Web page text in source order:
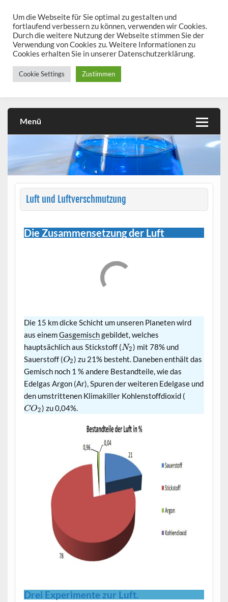
contentchemieseiten.de
Chemie kann man üben!
Menü
Luft und Luftverschmutzung
Die Zusammensetzung der Luft
Die 15 km dicke Schicht um unseren Planeten wird
aus einemGasgemischgebildet, welches
hauptsächlich aus Stickstoff (N2) mit 78% und
Sauerstoff (O2) zu 21% besteht. Daneben enthält das
Gemisch noch 1 % andere Bestandteile, wie das
Edelgas Argon (Ar), Spuren der weiteren Edelgase und
den umstrittenen Klimakiller Kohlenstoffdioxid (
CO2) zu 0,04%.
Drei Experimente zur Luft.
Um die Webseite für Sie optimal zu gestalten und
fortlaufend verbessern zu können, verwenden wir Cookies.
Durch die weitere Nutzung der Webseite stimmen Sie der
Verwendung von Cookies zu. Weitere Informationen zu
Cookies erhalten Sie in unserer Datenschutzerklärung.
Cookie Settings Zustimmen